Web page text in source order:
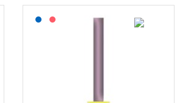
Lagerført: NEK Kabel
På forespørsel